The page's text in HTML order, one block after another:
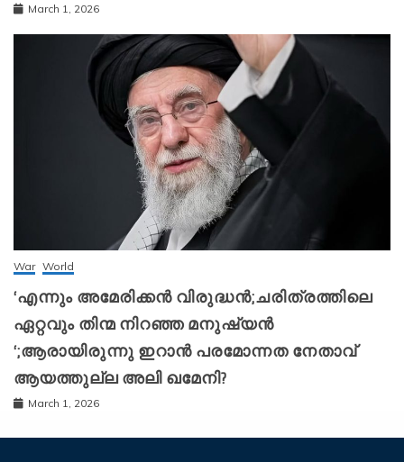
March 1, 2026
War World
‘എന്നും അമേരിക്കന്‍ വിരുദ്ധന്‍;ചരിത്രത്തിലെ
ഏറ്റവും തിന്മ നിറഞ്ഞ മനുഷ്യന്‍
‘;ആരായിരുന്നു ഇറാന്‍ പരമോന്നത നേതാവ്
ആയത്തുല്ല അലി ഖമേനി?
March 1, 2026